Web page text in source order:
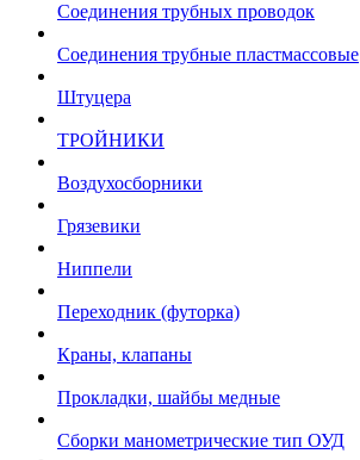
Соединения трубных проводок
Соединения трубные пластмассовые
Штуцера
ТРОЙНИКИ
Воздухосборники
Грязевики
Ниппели
Переходник (футорка)
Краны, клапаны
Прокладки, шайбы медные
Сборки манометрические тип ОУД